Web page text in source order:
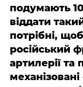
подумають
віддати
потрібні,
російський
артилерії та